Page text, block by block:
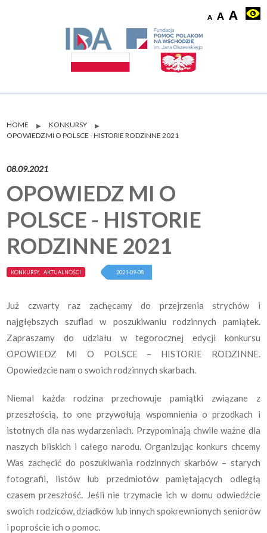
HOME ▶ KONKURSY ▶
OPOWIEDZ MI O POLSCE - HISTORIE RODZINNE 2021
08.09.2021
OPOWIEDZ MI O
POLSCE - HISTORIE
RODZINNE 2021
KONKURSY, AKTUALNOŚCI 2021-09-08
Już czwarty raz zachęcamy do przejrzenia strychów i
najgłębszych szuflad w poszukiwaniu rodzinnych pamiątek.
Zapraszamy do udziału w tegorocznej edycji konkursu
OPOWIEDZ MI O POLSCE – HISTORIE RODZINNE.
Opowiedzcie nam o swoich rodzinnych skarbach.
Niemal każda rodzina przechowuje pamiątki związane z
przeszłością, to one przywołują wspomnienia o przodkach i
istotnych dla nas wydarzeniach. Przypominają chwile ważne dla
naszych bliskich i całego narodu. Organizując konkurs chcemy
Was zachęcić do poszukiwania rodzinnych skarbów – starych
fotografii, listów lub przedmiotów pamiętających odległą
czasem przeszłość. Jeśli nie trzymacie ich w domu odwiedźcie
swoich rodziców, dziadków lub innych spokrewnionych seniorów
i poproście ich o pomoc.